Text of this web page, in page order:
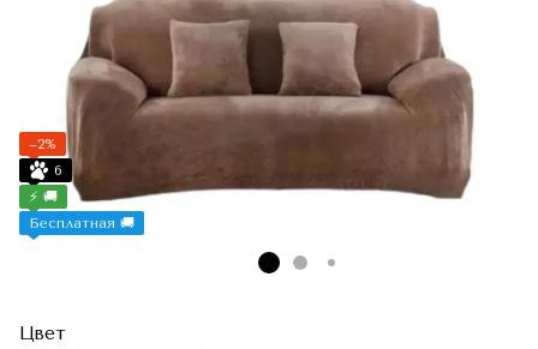
−2%
6
⚡ 🚚
Бесплатная 🚚
Цвет